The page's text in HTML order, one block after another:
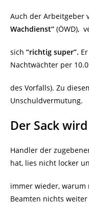
Auch der Arbeitgeber
Wachdienst“ (ÖWD),
sich “richtig super”.
Nachtwächter per
des Vorfalls). Zu
Unschuldvermutung.
Der Sack
Handler der
hat, lies nicht locker
immer wieder, warum
Beamten nichts weiter